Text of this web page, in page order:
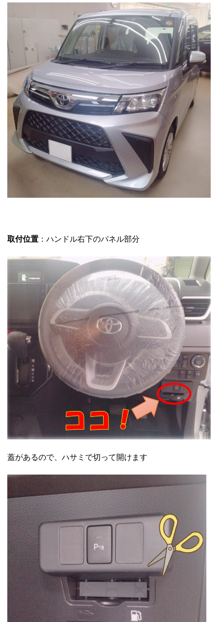
取付位置 ：ハンドル右下のパネル部分
蓋があるので、ハサミで切って開けます